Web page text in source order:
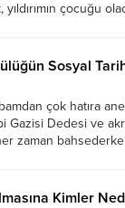
çocuğu
Sosyal
çok hatıra
Gazisi Dedesi ve
her zaman
Kimler